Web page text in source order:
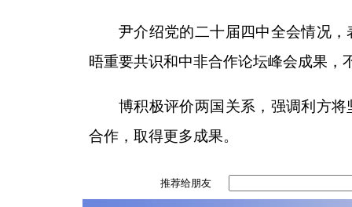
尹介绍党的二十届四中全会情况
晤重要共识和中非合作论坛峰会成果，
博积极评价两国关系，强调利方
合作，取得更多成果。
推荐给朋友